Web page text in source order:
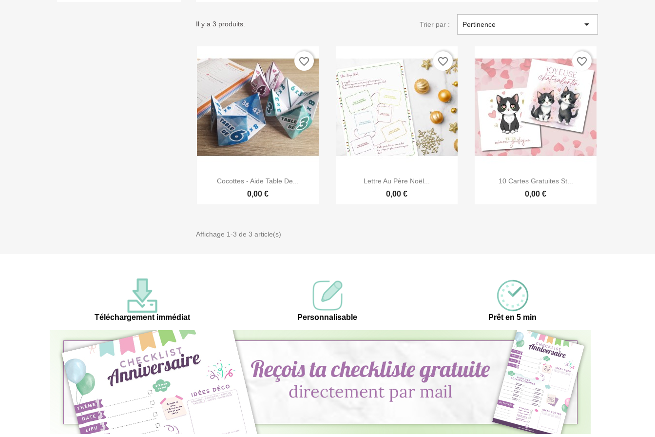
Il y a 3 produits. Trier par : Pertinence 
Aperçu rapide
Cocottes - Aide Table De...
0,00 €
favorite_border
Aperçu rapide
Lettre Au Père Noël...
0,00 €
favorite_border
Aperçu rapide
10 Cartes Gratuites St...
0,00 €
favorite_border
Affichage 1-3 de 3 article(s)
Téléchargement immédiat Personnalisable Prêt en 5 min